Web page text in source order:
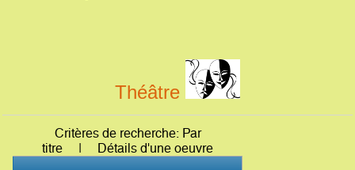
Théâtre
Critères de recherche: Par
titre | Détails d'une oeuvre